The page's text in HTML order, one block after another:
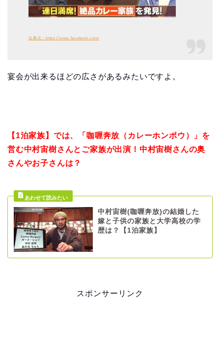
出典元：https://www.facebook.com/
宴会が出来るほどの広さがあるみたいですよ。
【1泊家族】では、「咖喱奔放（カレーホンポウ）」を
営む中村宙樹さんとご家族が出演！中村宙樹さんの奥
さんやお子さんは？
中村宙樹(咖喱奔放)の結婚した
嫁と子供の家族と大学高校の学
歴は？【1泊家族】
スポンサーリンク